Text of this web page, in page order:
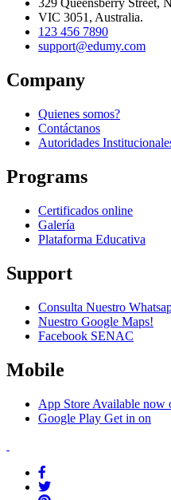
329 Queensberry Street,
VIC 3051, Australia.
123 456 7890
support@edumy.com
Company
Quienes somos?
Contáctanos
Autoridades
Programs
Certificados online
Galería
Plataforma Educativa
Support
Consulta Nuestro
Nuestro Google Maps!
Facebook SENAC
Mobile
App Store Available now
Google Play Get in on